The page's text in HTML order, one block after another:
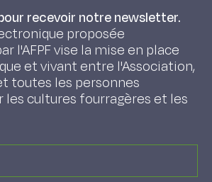
recevoir notre newsletter.
proposée
l'AFPF vise la mise en place
et vivant entre l'Association,
toutes les personnes
les cultures fourragères et les